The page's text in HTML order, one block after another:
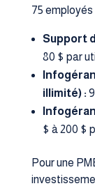
75 employés
Support
80 $ par
illimité) :
$ à 200 $
Pour une